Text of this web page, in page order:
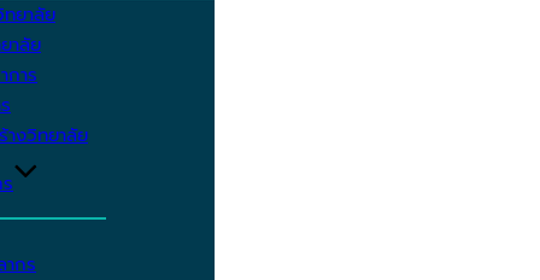
ทยาลัย
าลัย
การ
างวิทยาลัย
กร